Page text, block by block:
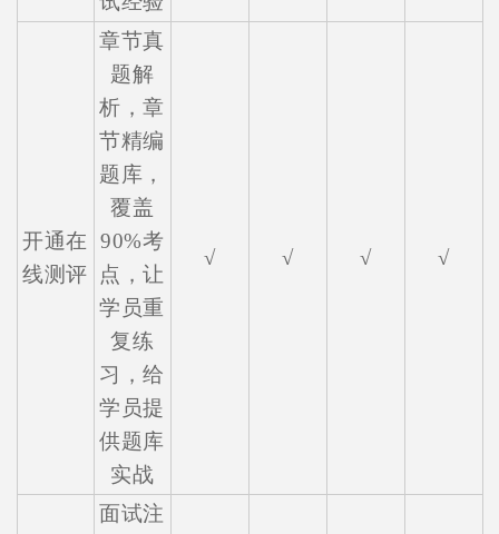
开通在
线测评
章节真
题解
析，章
节精编
题库，
覆盖
90%考
点，让
学员重
复练
习，给
学员提
供题库
实战
√ √ √ √
面试注